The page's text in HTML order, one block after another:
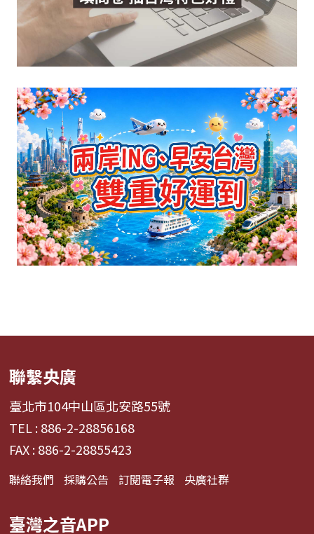
聯繫央廣
臺北市104中山區北安路55號
TEL : 886-2-28856168
FAX : 886-2-28855423
聯絡我們 採購公告 訂閱電子報 央廣社群
臺灣之音APP